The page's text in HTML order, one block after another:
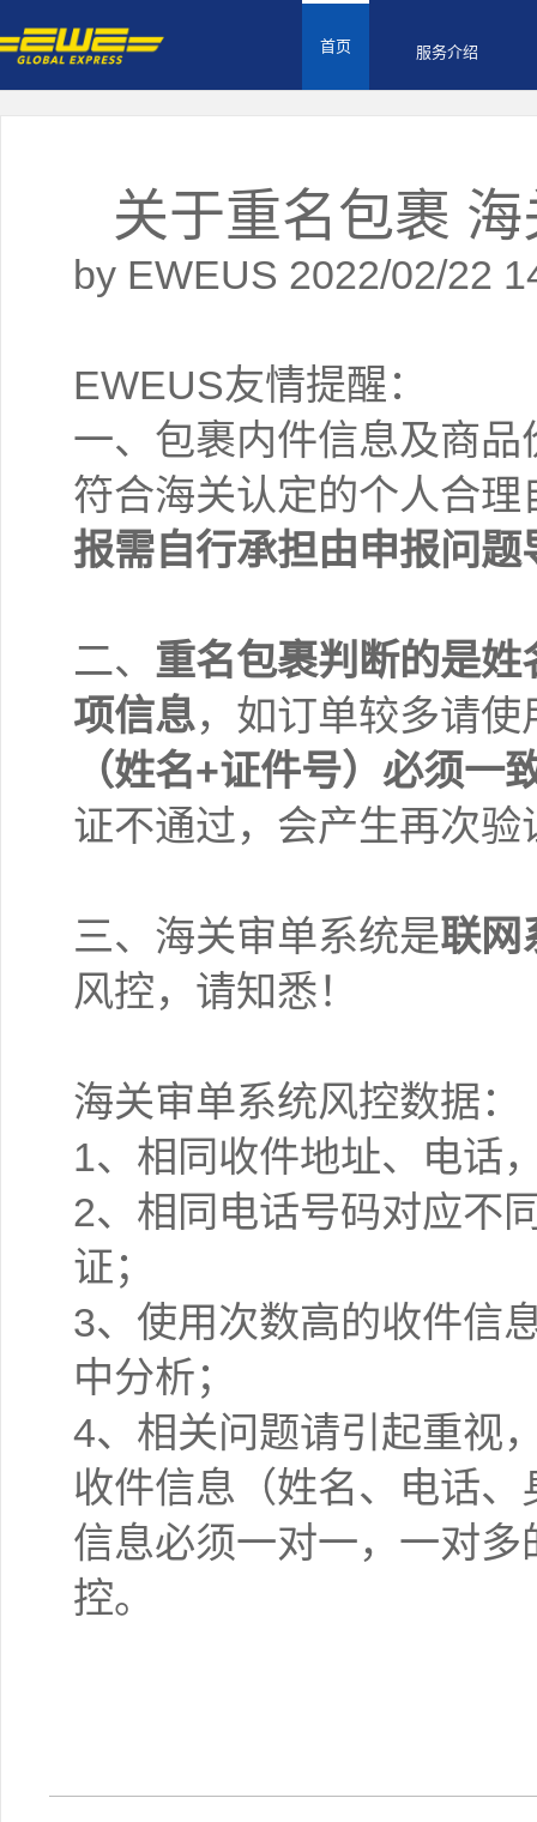
首页 服务介绍
关于重名包裹
by EWEUS 2022/02/22
EWEUS友情提醒：
一、包裹内件信息及商
符合海关认定的个人合理
报需自行承担由申报问
二、 重名包裹判断的是
项信息，如订单较多请
（姓名+证件号）必须一
证不通过，会产生再次
三、海关审单系统是联网
风控，请知悉！
海关审单系统风控数据：
1、相同收件地址、电话
2、相同电话号码对应不
证；
3、使用次数高的收件信
中分析；
4、相关问题请引起重视
收件信息（姓名、电话
信息必须一对一，一对
控。